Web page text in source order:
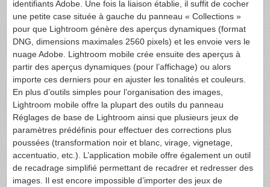
identifiants Adobe. Une fois la liaison établie, il suffit de cocher
une petite case située à gauche du panneau « Collections »
pour que Lightroom génère des aperçus dynamiques (format
DNG, dimensions maximales 2560 pixels) et les envoie vers le
nuage Adobe. Lightroom mobile crée ensuite des aperçus à
partir des aperçus dynamiques (pour l’affichage) ou alors
importe ces derniers pour en ajuster les tonalités et couleurs.
En plus d’outils simples pour l’organisation des images,
Lightroom mobile offre la plupart des outils du panneau
Réglages de base de Lightroom ainsi que plusieurs jeux de
paramètres prédéfinis pour effectuer des corrections plus
poussées (transformation noir et blanc, virage, vignetage,
accentuatio, etc.). L’application mobile offre également un outil
de recadrage simplifié permettant de recadrer et redresser des
images. Il est encore impossible d’importer des jeux de